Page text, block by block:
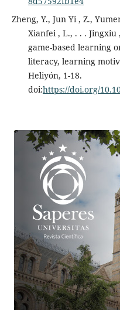
Zheng, Y., Jun Yi , Z.,
Xianfei , L., . . .
game-based learning
literacy, learning
Heliyón, 1-18.
doi:https://doi.org/